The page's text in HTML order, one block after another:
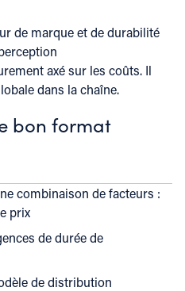
de marque et de durabilité
axé sur les coûts. Il
dans la chaîne.
bon format
combinaison de facteurs :
prix
de durée de
de distribution